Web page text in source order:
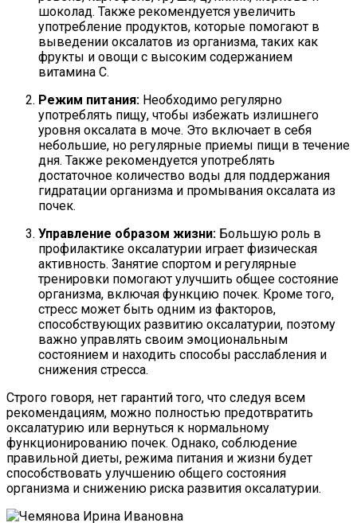
шоколад. Также рекомендуется увеличить
употребление продуктов, которые помогают в
выведении оксалатов из организма, таких как
фрукты и овощи с высоким содержанием
витамина C.
Режим питания: Необходимо регулярно
употреблять пищу, чтобы избежать излишнего
уровня оксалата в моче. Это включает в себя
небольшие, но регулярные приемы пищи в течение
дня. Также рекомендуется употреблять
достаточное количество воды для поддержания
гидратации организма и промывания оксалата из
почек.
Управление образом жизни: Большую роль в
профилактике оксалатурии играет физическая
активность. Занятие спортом и регулярные
тренировки помогают улучшить общее состояние
организма, включая функцию почек. Кроме того,
стресс может быть одним из факторов,
способствующих развитию оксалатурии, поэтому
важно управлять своим эмоциональным
состоянием и находить способы расслабления и
снижения стресса.
Строго говоря, нет гарантий того, что следуя всем
рекомендациям, можно полностью предотвратить
оксалатурию или вернуться к нормальному
функционированию почек. Однако, соблюдение
правильной диеты, режима питания и жизни будет
способствовать улучшению общего состояния
организма и снижению риска развития оксалатурии.